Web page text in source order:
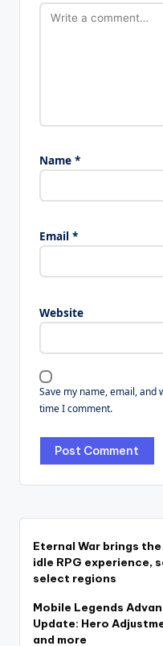
Name *
Email *
Website
Save my name, email,
time I comment.
Eternal War brings
idle RPG experience,
select regions
Mobile Legends
Update: Hero
and more